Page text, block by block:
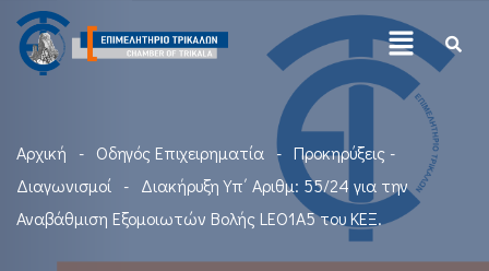
Αρχική Οδηγός Επιχειρηματία
Προκηρύξεις -
Διαγωνισμοί
Διακήρυξη Υπ΄ Αριθμ: 55/24 για την
Αναβάθμιση Εξομοιωτών Βολής LEO1A5 του ΚΕΞ.